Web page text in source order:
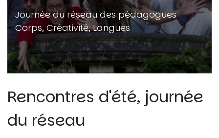
Journée du réseau des pédagogues
Corps, Créativité, Langues
Rencontres d'été, journée
du réseau